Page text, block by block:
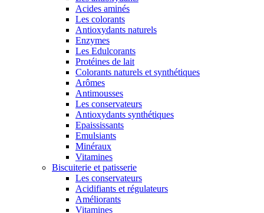
Acides aminés
Les colorants
Antioxydants naturels
Enzymes
Les Edulcorants
Protéines de lait
Colorants naturels et synthétiques
Arômes
Antimousses
Les conservateurs
Antioxydants synthétiques
Epaississants
Emulsiants
Minéraux
Vitamines
Biscuiterie et patisserie
Les conservateurs
Acidifiants et régulateurs
Améliorants
Vitamines